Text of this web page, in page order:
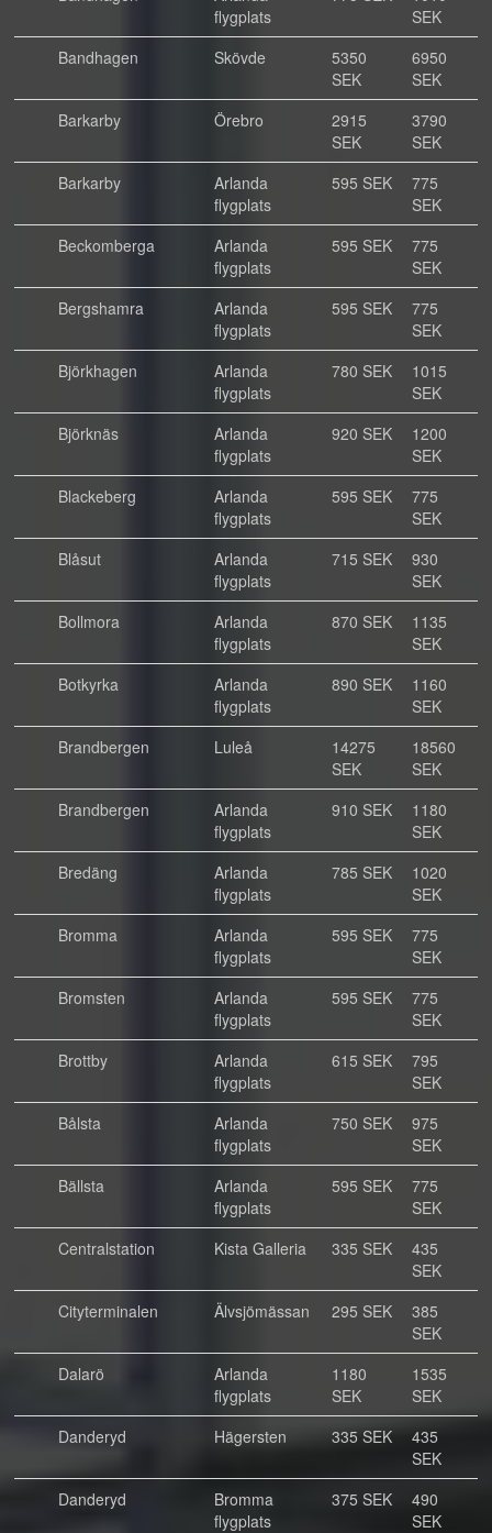
flygplats
SEK
Bandhagen
Skövde
5350
SEK
6950
SEK
Barkarby
Örebro
2915
SEK
3790
SEK
Barkarby
Arlanda
flygplats
595 SEK
775
SEK
Beckomberga
Arlanda
flygplats
595 SEK
775
SEK
Bergshamra
Arlanda
flygplats
595 SEK
775
SEK
Björkhagen
Arlanda
flygplats
780 SEK
1015
SEK
Björknäs
Arlanda
flygplats
920 SEK
1200
SEK
Blackeberg
Arlanda
flygplats
595 SEK
775
SEK
Blåsut
Arlanda
flygplats
715 SEK
930
SEK
Bollmora
Arlanda
flygplats
870 SEK
1135
SEK
Botkyrka
Arlanda
flygplats
890 SEK
1160
SEK
Brandbergen
Luleå
14275
SEK
18560
SEK
Brandbergen
Arlanda
flygplats
910 SEK
1180
SEK
Bredäng
Arlanda
flygplats
785 SEK
1020
SEK
Bromma
Arlanda
flygplats
595 SEK
775
SEK
Bromsten
Arlanda
flygplats
595 SEK
775
SEK
Brottby
Arlanda
flygplats
615 SEK
795
SEK
Bålsta
Arlanda
flygplats
750 SEK
975
SEK
Bällsta
Arlanda
flygplats
595 SEK
775
SEK
Centralstation
Kista Galleria 335 SEK
435
SEK
Cityterminalen
Älvsjömässan 295 SEK
385
SEK
Dalarö
Arlanda
flygplats
1180
SEK
1535
SEK
Danderyd
Hägersten 335 SEK
435
SEK
Danderyd
Bromma
flygplats
375 SEK
490
SEK